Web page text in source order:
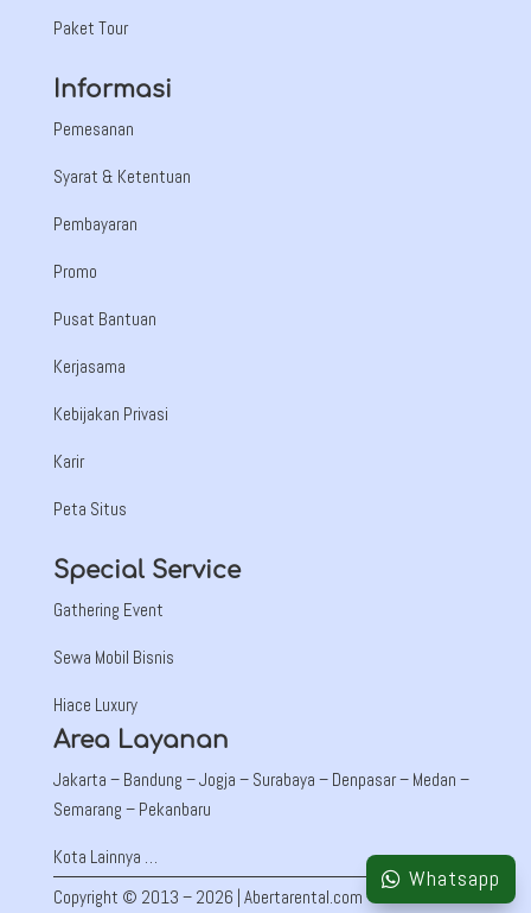
Paket Tour
Informasi
Pemesanan
Syarat & Ketentuan
Pembayaran
Promo
Pusat Bantuan
Kerjasama
Kebijakan Privasi
Karir
Peta Situs
Special Service
Gathering Event
Sewa Mobil Bisnis
Hiace Luxury
Area Layanan
Jakarta – Bandung – Jogja – Surabaya – Denpasar – Medan –
Semarang – Pekanbaru
Kota Lainnya …
Copyright © 2013 – 2026 | Abertarental.com – PT Auto Mobil
Whatsapp